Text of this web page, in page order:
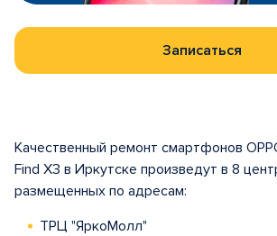
Записаться
Качественный ремонт смартфонов
Find X3 в Иркутске произведут в 8
размещенных по адресам:
ТРЦ "ЯркоМолл"